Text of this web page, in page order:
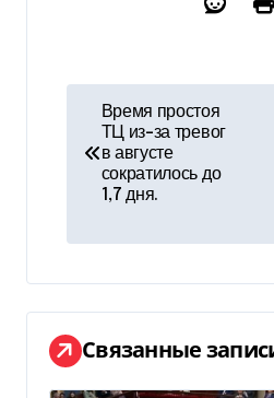
и
г
а
ц
Время простоя
ТЦ из-за тревог
в августе
сократилось до
1,7 дня.
Связанные